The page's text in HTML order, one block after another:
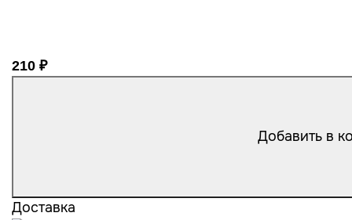
210 ₽
Добавить в
Доставка